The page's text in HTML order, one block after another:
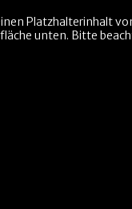
Platzhalterinhalt
unten. Bitte